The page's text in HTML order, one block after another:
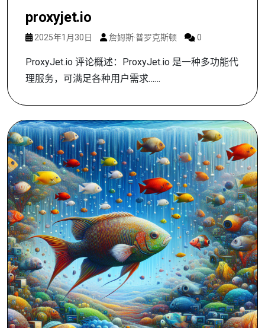
proxyjet.io
2025年1月30日 詹姆斯·普罗克斯顿 0
ProxyJet.io 评论概述：ProxyJet.io 是一种多功能代
理服务，可满足各种用户需求……